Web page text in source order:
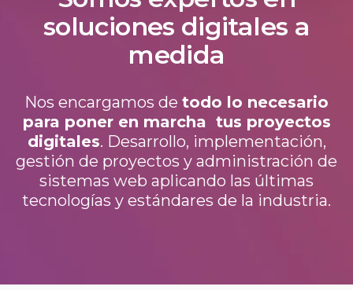
soluciones digitales a
medida
Nos encargamos de todo lo necesario
para poner en marcha tus proyectos
digitales. Desarrollo, implementación,
gestión de proyectos y administración de
sistemas web aplicando las últimas
tecnologías y estándares de la industria.